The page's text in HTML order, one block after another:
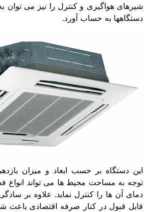
شیرهای هواگیری و کنترل را نیز می توان
دستگاهها به حساب آورد.
این دستگاه بر حسب ابعاد و میزان
توجه به مساحت محیط ها می تواند انواع
دمای آن ها را کنترل نماید. علاوه بر
قابل قبول در کنار صرفه اقتصادی باعث